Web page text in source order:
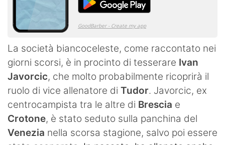
La società biancoceleste, come raccontato nei
giorni scorsi, è in procinto di tesserare Ivan
Javorcic, che molto probabilmente ricoprirà il
ruolo di vice allenatore di Tudor. Javorcic, ex
centrocampista tra le altre di Brescia e
Crotone, è stato seduto sulla panchina del
Venezia nella scorsa stagione, salvo poi essere